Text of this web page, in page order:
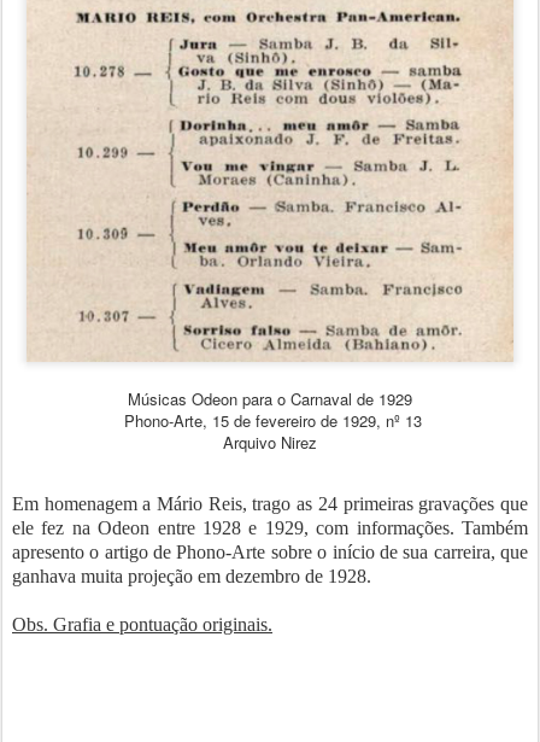
Músicas Odeon para o Carnaval de 1929
Phono-Arte, 15 de fevereiro de 1929, nº 13
Arquivo Nirez
Em homenagem a Mário Reis, trago as 24 primeiras gravações que
ele fez na Odeon entre 1928 e 1929, com informações. Também
apresento o artigo de Phono-Arte sobre o início de sua carreira, que
ganhava muita projeção em dezembro de 1928.
Obs. Grafia e pontuação originais.